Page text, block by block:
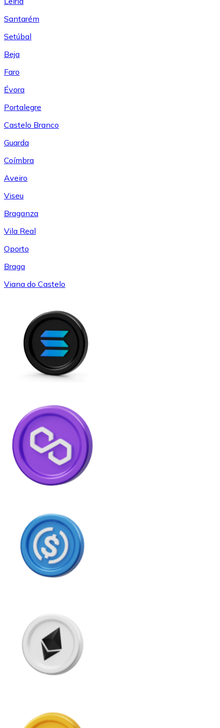
Santarém
Setúbal
Beja
Faro
Évora
Portalegre
Castelo Branco
Guarda
Coímbra
Aveiro
Viseu
Braganza
Vila Real
Oporto
Braga
Viana do Castelo